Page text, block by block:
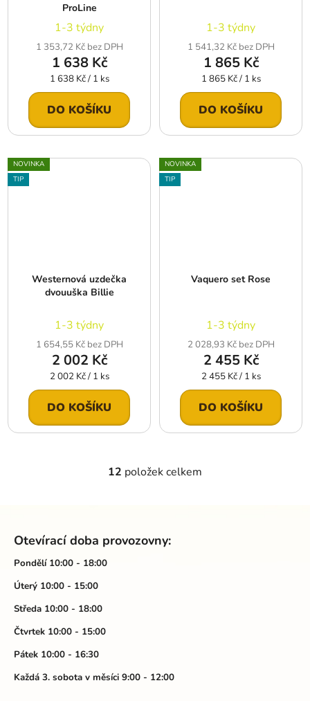
ProLine
1-3 týdny
1 353,72 Kč bez DPH
1 638 Kč
Měrná
cena:
1 638 Kč / 1 ks
DO KOŠÍKU
1-3 týdny
1 541,32 Kč bez DPH
1 865 Kč
Měrná
cena:
1 865 Kč / 1 ks
DO KOŠÍKU
NOVINKA
TIP
Westernová uzdečka
dvouuška Billie
1-3 týdny
1 654,55 Kč bez DPH
2 002 Kč
Měrná
cena:
2 002 Kč / 1 ks
DO KOŠÍKU
NOVINKA
TIP
Vaquero set Rose
1-3 týdny
2 028,93 Kč bez DPH
2 455 Kč
Měrná
cena:
2 455 Kč / 1 ks
DO KOŠÍKU
O
d
v
12 položek celkem
Otevírací doba provozovny:
Pondělí 10:00 - 18:00
Úterý 10:00 - 15:00
Středa 10:00 - 18:00
Čtvrtek 10:00 - 15:00
Pátek 10:00 - 16:30
Každá 3. sobota v měsíci 9:00 - 12:00